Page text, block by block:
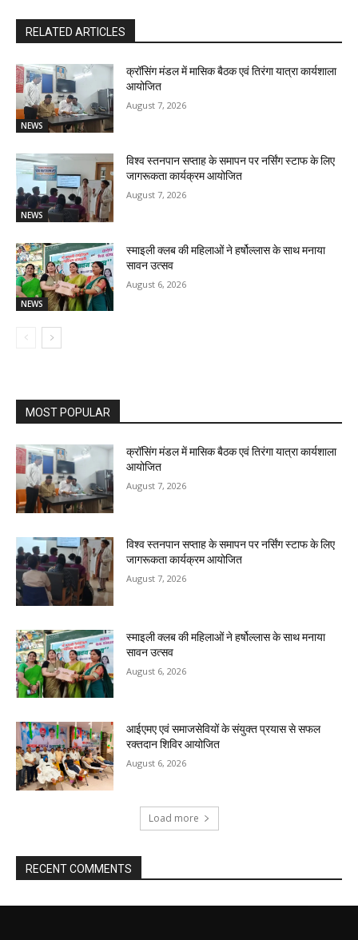
RELATED ARTICLES
NEWS
क्रॉसिंग मंडल में मासिक बैठक एवं तिरंगा यात्रा कार्यशाला
आयोजित
August 7, 2026
NEWS
विश्व स्तनपान सप्ताह के समापन पर नर्सिंग स्टाफ के लिए
जागरूकता कार्यक्रम आयोजित
August 7, 2026
NEWS
स्माइली क्लब की महिलाओं ने हर्षोल्लास के साथ मनाया
सावन उत्सव
August 6, 2026
MOST POPULAR
क्रॉसिंग मंडल में मासिक बैठक एवं तिरंगा यात्रा कार्यशाला
आयोजित
August 7, 2026
विश्व स्तनपान सप्ताह के समापन पर नर्सिंग स्टाफ के लिए
जागरूकता कार्यक्रम आयोजित
August 7, 2026
स्माइली क्लब की महिलाओं ने हर्षोल्लास के साथ मनाया
सावन उत्सव
August 6, 2026
आईएमए एवं समाजसेवियों के संयुक्त प्रयास से सफल
रक्तदान शिविर आयोजित
August 6, 2026
Load more
RECENT COMMENTS